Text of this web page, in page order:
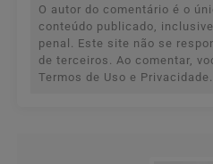
O autor do comentário é o
conteúdo publicado,
penal. Este site não se
de terceiros. Ao comentar,
Termos de Uso e Privacidade.